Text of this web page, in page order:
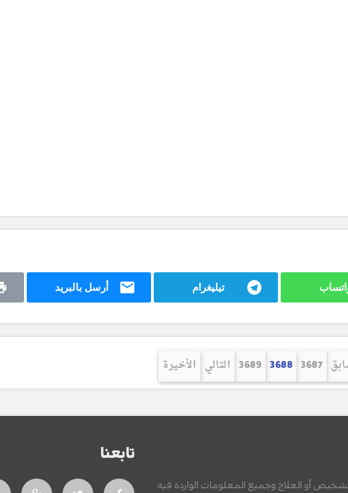
تيليغرام أرسل بالبريد
3687
3688
3689 التالي الأخيرة
أو العلاج وجميع المعلومات الواردة فيه
تابعنا